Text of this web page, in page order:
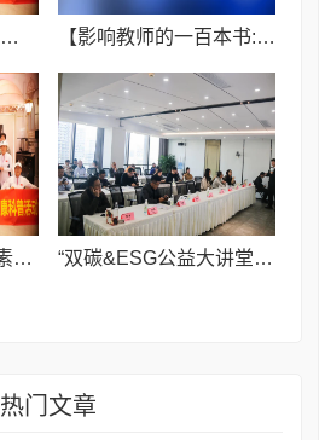
初遇健康——“虹基原素”健康新品发布会~ 【影响教师的一百本书:“雅书荟·师者荐读”】——鲁婧婧推荐《福格行为模型》
我要上春晚【虹之元素】健康新品发布会 “双碳&ESG公益大讲堂”越南出海专场成功举办,助力企业绿色转型国际化发展新机遇
热门文章